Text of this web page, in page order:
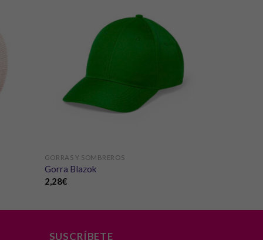
GORRAS Y SOMBREROS
Gorra Blazok
2,28€
SUSCRÍBETE